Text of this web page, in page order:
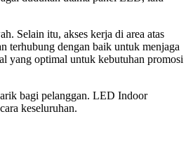
Selain itu, akses kerja di area atas
terhubung dengan baik untuk menjaga
yang optimal untuk kebutuhan promosi
bagi pelanggan. LED Indoor
keseluruhan.